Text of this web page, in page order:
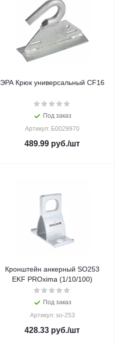
ЭРА Крюк универсальный CF16
Под заказ
Артикул: Б0029970
489.99 руб./шт
Кронштейн анкерный SO253
EKF PROxima (1/10/100)
Под заказ
Артикул: so-253
428.33 руб./шт